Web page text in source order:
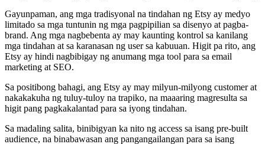
Gayunpaman, ang mga tradisyonal na tindahan ng Etsy ay medyo
limitado sa mga tuntunin ng mga pagpipilian sa disenyo at pagba-
brand. Ang mga nagbebenta ay may kaunting kontrol sa kanilang
mga tindahan at sa karanasan ng user sa kabuuan. Higit pa rito, ang
Etsy ay hindi nagbibigay ng anumang mga tool para sa email
marketing at SEO.
Sa positibong bahagi, ang Etsy ay may milyun-milyong customer at
nakakakuha ng tuluy-tuloy na trapiko, na maaaring magresulta sa
higit pang pagkakalantad para sa iyong tindahan.
Sa madaling salita, binibigyan ka nito ng access sa isang pre-built
audience, na binabawasan ang pangangailangan para sa isang